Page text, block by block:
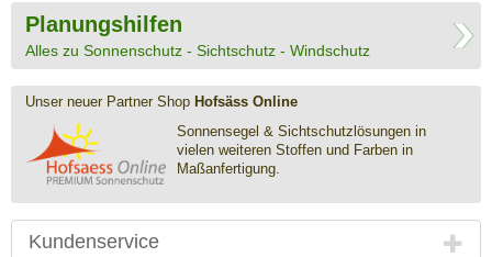
Planungshilfen
Alles zu Sonnenschutz - Sichtschutz - Windschutz
Unser neuer Partner Shop Hofsäss Online
Sonnensegel & Sichtschutz­lösungen in
vielen weiteren Stoffen und Farben in
Maßanfertigung.
Kundenservice